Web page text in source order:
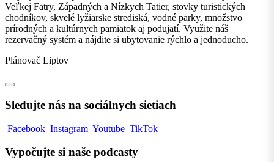
Veľkej Fatry, Západných a Nízkych Tatier, stovky turistických
chodníkov, skvelé lyžiarske strediská, vodné parky, množstvo
prírodných a kultúrnych pamiatok aj podujatí. Využite náš
rezervačný systém a nájdite si ubytovanie rýchlo a jednoducho.
Plánovač Liptov
Sledujte nás na sociálnych sietiach
Facebook Instagram Youtube TikTok
Vypočujte si naše podcasty